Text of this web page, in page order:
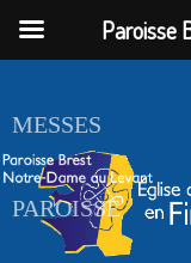
ACCUEIL
MESSES
PAROISSE
Paroisse